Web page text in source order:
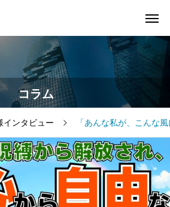
コラム
インタビュー 「あんな私が、こんな